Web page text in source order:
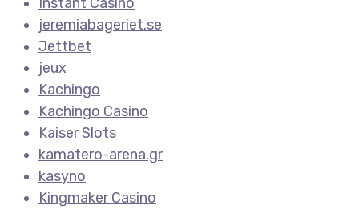
jeremiabageriet.se
Jettbet
jeux
Kachingo
Kachingo Casino
Kaiser Slots
kamatero-arena.gr
kasyno
Kingmaker Casino